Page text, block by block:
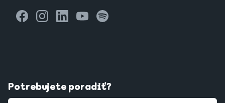
Potrebujete poradiť?